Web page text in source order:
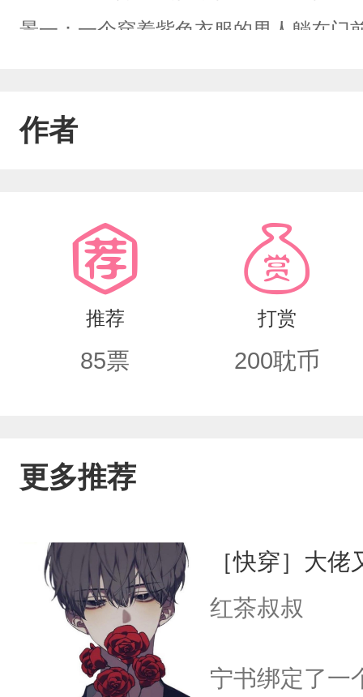
景一：一个穿着紫色衣服的男人躺在门
反感。他凑到清颜的面前说：“仙尊，
清颜的大徒弟见狐妖缠着师尊非要嫁
腰：“大胆小妖，岂容你放肆。”清颜
物也想沾染？！”场景四：魔尊一把捞
表示出了爱慕的情绪。——清颜：系统
作者
推荐
85票
打赏
200耽币
更多推荐
［快穿］大
红茶叔叔
宁书绑定了一